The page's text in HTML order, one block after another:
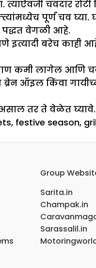
चवदार
पूर्ण चव
पद्धत वेगळी आहे.
इत्यादी बरेच
कमी लागेल आणि
ऑइल किंवा
तर ते वेळेत घ्यावे.
, festive season,
Group
Sarita.in
Champak.in
Sarassalil.in